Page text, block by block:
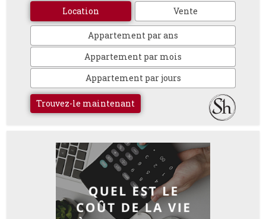
Location Vente
Appartement par ans
Appartement par mois
Appartement par jours
Trouvez-le maintenant